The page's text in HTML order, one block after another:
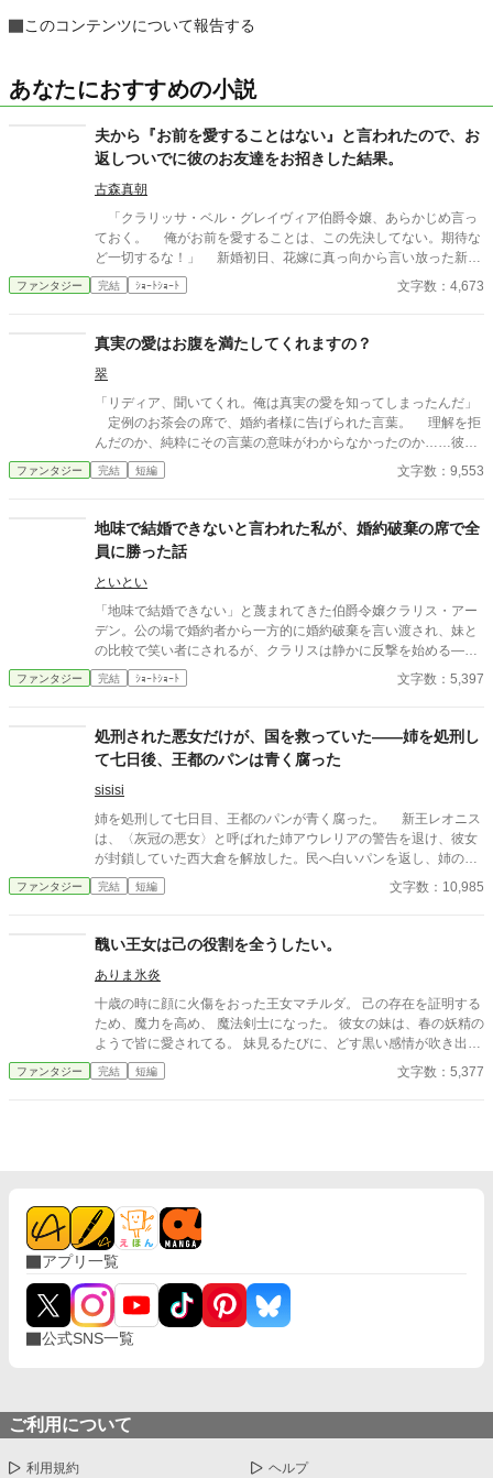
このコンテンツについて報告する
あなたにおすすめの小説
夫から『お前を愛することはない』と言われたので、お
返しついでに彼のお友達をお招きした結果。
古森真朝
「クラリッサ・ベル・グレイヴィア伯爵令嬢、あらかじめ言っ
ておく。 俺がお前を愛することは、この先決してない。期待な
ど一切するな！」 新婚初日、花嫁に真っ向から言い放った新郎
アドルフ。それに対して、クラリッサが返したのは―― ※ぬるい
ですがホラー要素があります。苦手な方はご注意ください。
ファンタジー 完結 ｼｮｰﾄｼｮｰﾄ 文字数：4,673
真実の愛はお腹を満たしてくれますの？
翠
「リディア、聞いてくれ。俺は真実の愛を知ってしまったんだ」
定例のお茶会の席で、婚約者様に告げられた言葉。 理解を拒
んだのか、純粋にその言葉の意味がわからなかったのか……彼に
応えられる回答を、私は持ち合わせていなかった。 「真実の愛
は、お腹を満たしてくれますの？」 決して未練などではない。
の人を見下したような笑みを見せて。 「愛は金にも勝る。心が満
たされていれば、腹だって満ちるさ」 ――真実の愛と侯爵家の財
はどこまで持つかしら。
ファンタジー 完結 短編 文字数：9,553
地味で結婚できないと言われた私が、婚約破棄の席で全
員に勝った話
といとい
「地味で結婚できない」と蔑まれてきた伯爵令嬢クラリス・アー
デン。公の場で婚約者から一方的に婚約破棄を言い渡され、妹と
の比較で笑い者にされるが、クラリスは静かに反撃を始める―
―。周到に集めた証拠と知略を武器に、貴族社会の表と裏を暴
き、見下してきた者たちを鮮やかに逆転。冷静さと気品で場を支
ファンタジー 完結 ｼｮｰﾄｼｮｰﾄ 文字数：5,397
処刑された悪女だけが、国を救っていた――姉を処刑し
て七日後、王都のパンは青く腐った
sisisi
姉を処刑して七日目、王都のパンが青く腐った。 新王レオニス
は、〈灰冠の悪女〉と呼ばれた姉アウレリアの警告を退け、彼女
が封鎖していた西大倉を解放した。民へ白いパンを返し、姉の圧
政を終わらせる。それが正しい王の最初の仕事だと信じていた。
しかし、配られたパンの内側には青い筋が走り、口にした者た
レオニスは、王城の鐘を三度鳴らす。すると現れたのは、姉の秘
密警察だと恐れられていた〈灰衣隊〉だった。 封鎖された穀
物、焼かれた畑、外国への送金、王都から遠ざけられた軍隊。姉
の悪政とされたすべては、王国を青灰病から守るための非常措置
だった。 自分が信じたい言葉だけを選び、姉へ毒杯を渡したこ
とを知るレオニス。彼は姉が残した七つの報告書を読み、公爵の
だ長い輸送隊が到着した。先頭の馬車から降りた人物を見て、レ
ファンタジー 完結 短編 文字数：10,985
醜い王女は己の役割を全うしたい。
ありま氷炎
十歳の時に顔に火傷をおった王女マチルダ。 己の存在を証明する
ため、魔力を高め、 魔法剣士になった。 彼女の妹は、春の妖精の
ようで皆に愛されてる。 妹見るたびに、どす黒い感情が吹き出
し、さらに己の醜さを自覚する。 騎士団で、魔獣狩りで名声をあ
げていた彼女だが、王命で地方鎮圧まで任されることにな
ファンタジー 完結 短編 文字数：5,377
アプリ一覧
公式SNS一覧
ご利用について
利用規約 ヘルプ